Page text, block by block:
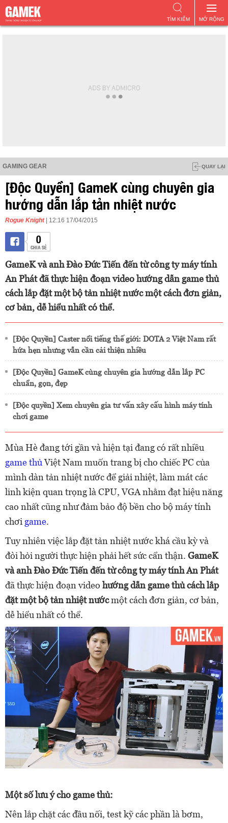
MỞ RỘNG
TÌM KIẾM
GAMING GEAR QUAY LẠI
[Độc Quyền] GameK cùng chuyên gia
hướng dẫn lắp tản nhiệt nước
Rogue Knight | 12:16 17/04/2015
0
CHIA SẺ
GameK và anh Đào Đức Tiến đến từ công ty máy tính
An Phát đã thực hiện đoạn video hướng dẫn game thủ
cách lắp đặt một bộ tản nhiệt nước một cách đơn giản,
cơ bản, dễ hiểu nhất có thể.
[Độc Quyền] Caster nổi tiếng thế giới: DOTA 2 Việt Nam rất
hứa hẹn nhưng vẫn cần cải thiện nhiều
[Độc Quyền] GameK cùng chuyên gia hướng dẫn lắp PC
chuẩn, gọn, đẹp
[Độc quyền] Xem chuyên gia tư vấn xây cấu hình máy tính
chơi game
Mùa Hè đang tới gần và hiện tại đang có rất nhiều
game thủViệt Nam muốn trang bị cho chiếc PC của
mình dàn tản nhiệt nước để giải nhiệt, làm mát các
linh kiện quan trọng là CPU, VGA nhằm đạt hiệu năng
cao nhất cũng như đảm bảo độ bền cho bộ máy tính
chơi game.
Tuy nhiên việc lắp đặt tản nhiệt nước khá cầu kỳ và
đòi hỏi người thực hiện phải hết sức cẩn thận. GameK
và anh Đào Đức Tiến đến từ công ty máy tính An Phát
đã thực hiện đoạn video hướng dẫn game thủ cách lắp
đặt một bộ tản nhiệt nướcmột cách đơn giản, cơ bản,
dễ hiểu nhất có thể.
Một số lưu ý cho game thủ:
Nên lắp chặt các đầu nối, test kỹ các phần là bơm,